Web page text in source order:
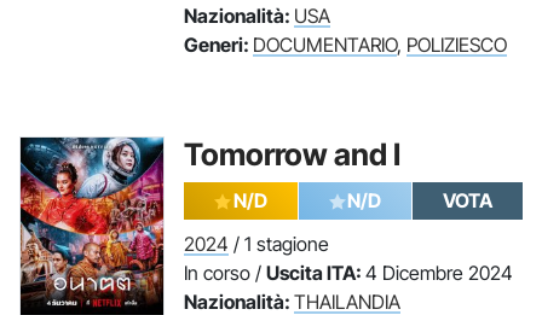
Nazionalità: USA
Generi: DOCUMENTARIO, POLIZIESCO
Tomorrow and I
N/D N/D
VOTA
2024 / 1 stagione
In corso / Uscita ITA: 4 Dicembre 2024
Nazionalità: THAILANDIA